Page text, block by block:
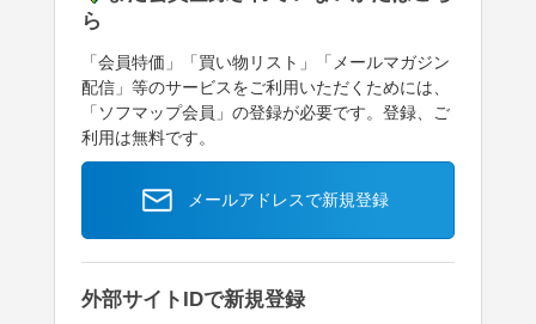
ら
「会員特価」「買い物リスト」「メールマガジン
配信」等のサービスをご利用いただくためには、
「ソフマップ会員」の登録が必要です。登録、ご
利用は無料です。
メールアドレスで新規登録
外部サイトIDで新規登録